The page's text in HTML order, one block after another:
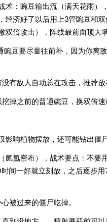
术：豌豆输出流（满天花雨）
经济好了以后用上3管豌豆和
双倍攻击），阵线最前面顶大墙
豌豆要尽量往前补，因为你离
有敌人自动总在攻击，推荐放
掉之前的普通豌豆，换双倍速
影响植物摆放，还可能钻出僵
氤氲密布），战术要点：不要
间一好就立刻放，之后逐步
被过来的僵尸吃掉。